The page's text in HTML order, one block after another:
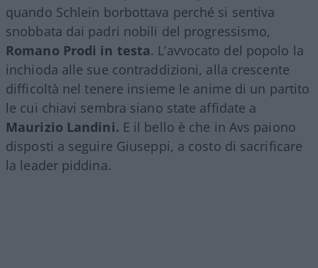
quando Schlein borbottava perché si sentiva
snobbata dai padri nobili del progressismo,
Romano Prodi in testa. L’avvocato del popolo la
inchioda alle sue contraddizioni, alla crescente
difficoltà nel tenere insieme le anime di un partito
le cui chiavi sembra siano state affidate a
Maurizio Landini. E il bello è che in Avs paiono
disposti a seguire Giuseppi, a costo di sacrificare
la leader piddina.